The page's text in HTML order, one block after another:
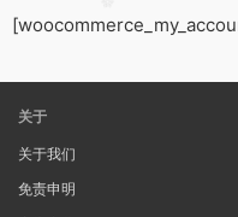
关于
关于我们
免责申明